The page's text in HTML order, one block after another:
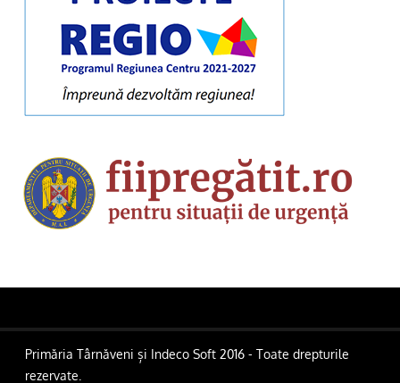
Primăria Târnăveni și Indeco Soft 2016 - Toate drepturile
rezervate.